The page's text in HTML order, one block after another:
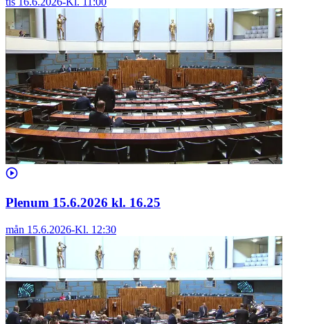
Plenum 15.6.2026 kl. 16.25
mån 15.6.2026-Kl. 12:30